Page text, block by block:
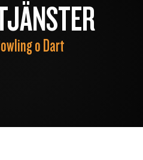
o Dart